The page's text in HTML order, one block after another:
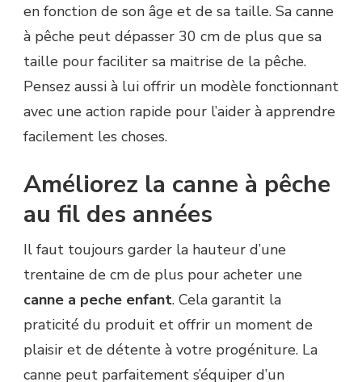
en fonction de son âge et de sa taille. Sa canne
à pêche peut dépasser 30 cm de plus que sa
taille pour faciliter sa maitrise de la pêche.
Pensez aussi à lui offrir un modèle fonctionnant
avec une action rapide pour l’aider à apprendre
facilement les choses.
Améliorez la canne à pêche
au fil des années
Il faut toujours garder la hauteur d’une
trentaine de cm de plus pour acheter une
canne a peche enfant. Cela garantit la
praticité du produit et offrir un moment de
plaisir et de détente à votre progéniture. La
canne peut parfaitement s’équiper d’un